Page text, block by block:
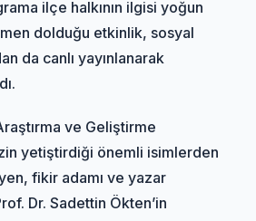
ilçe halkının ilgisi yoğun
dolduğu etkinlik, sosyal
da canlı yayınlanarak
ve Geliştirme
yetiştirdiği önemli isimlerden
fikir adamı ve yazar
Dr. Sadettin Ökten’in